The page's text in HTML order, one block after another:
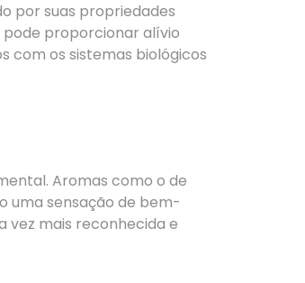
por suas propriedades
proporcionar alívio
com os sistemas biológicos
Aromas como o de
uma sensação de bem-
vez mais reconhecida e